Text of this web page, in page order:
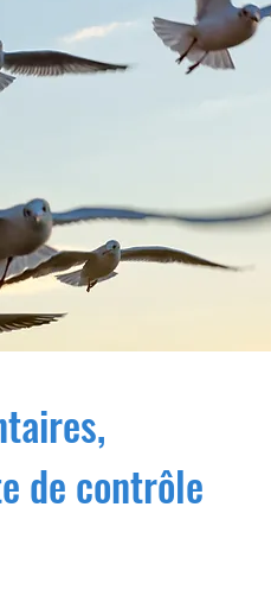
de contrôle